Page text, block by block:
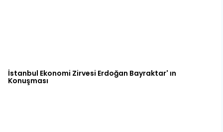
İstanbul Ekonomi Zirvesi Erdoğan Bayraktar' ın
Konuşması